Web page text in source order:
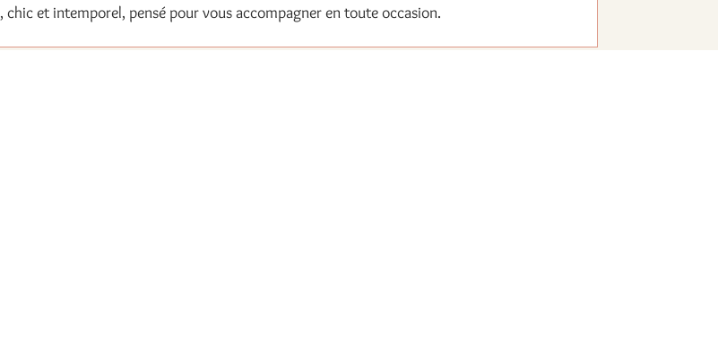
, chic et intemporel, pensé pour vous accompagner en toute occasion.